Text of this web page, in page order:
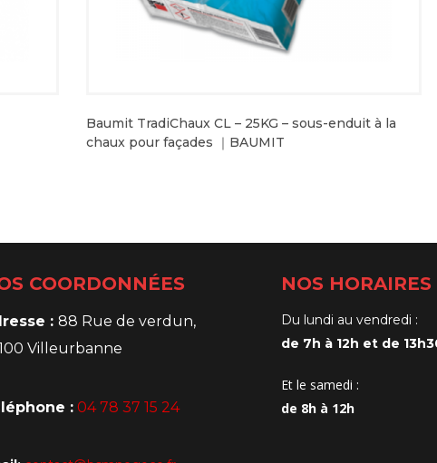
Baumit TradiChaux CL – 25KG – sous-enduit à la
chaux pour façades ｜BAUMIT
COORDONNÉES
: 88 Rue de verdun,
Villeurbanne
: 04 78 37 15 24
NOS HORAIRES
Du lundi au vendredi :
de 7h à 12h et de
Et le samedi :
de 8h à 12h